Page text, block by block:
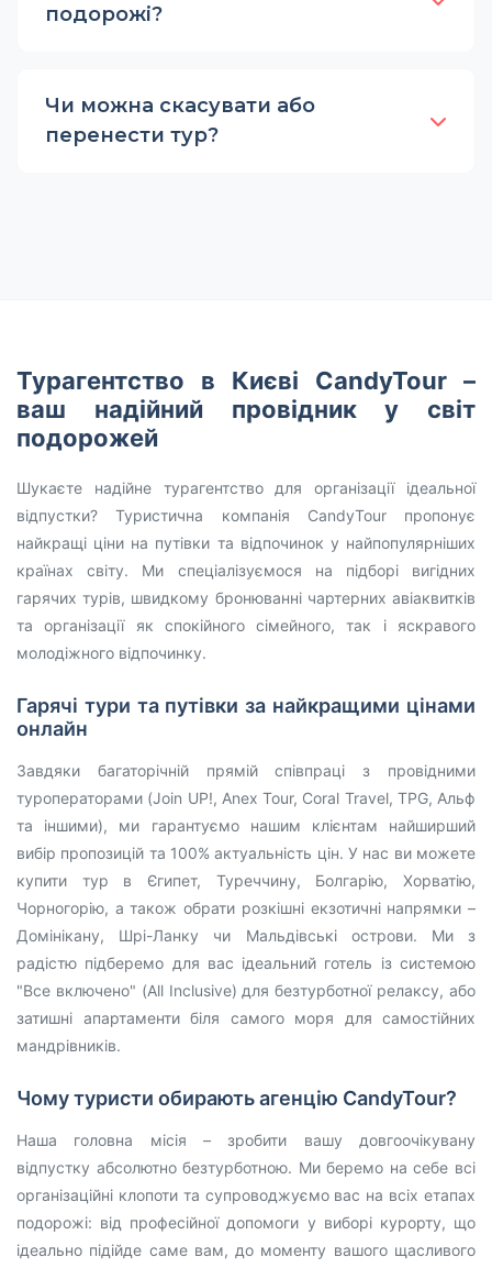
подорожі?
Чи можна скасувати або
перенести тур?
Турагентство в Києві CandyTour –
ваш надійний провідник у світ
подорожей
Шукаєте надійне турагентство для організації ідеальної
відпустки? Туристична компанія CandyTour пропонує
найкращі ціни на путівки та відпочинок у найпопулярніших
країнах світу. Ми спеціалізуємося на підборі вигідних
гарячих турів, швидкому бронюванні чартерних авіаквитків
та організації як спокійного сімейного, так і яскравого
молодіжного відпочинку.
Гарячі тури та путівки за найкращими цінами
онлайн
Завдяки багаторічній прямій співпраці з провідними
туроператорами (Join UP!, Anex Tour, Coral Travel, TPG, Альф
та іншими), ми гарантуємо нашим клієнтам найширший
вибір пропозицій та 100% актуальність цін. У нас ви можете
купити тур в Єгипет, Туреччину, Болгарію, Хорватію,
Чорногорію, а також обрати розкішні екзотичні напрямки –
Домінікану, Шрі-Ланку чи Мальдівські острови. Ми з
радістю підберемо для вас ідеальний готель із системою
"Все включено" (All Inclusive) для безтурботної релаксу, або
затишні апартаменти біля самого моря для самостійних
мандрівників.
Чому туристи обирають агенцію CandyTour?
Наша головна місія – зробити вашу довгоочікувану
відпустку абсолютно безтурботною. Ми беремо на себе всі
організаційні клопоти та супроводжуємо вас на всіх етапах
подорожі: від професійної допомоги у виборі курорту, що
ідеально підійде саме вам, до моменту вашого щасливого